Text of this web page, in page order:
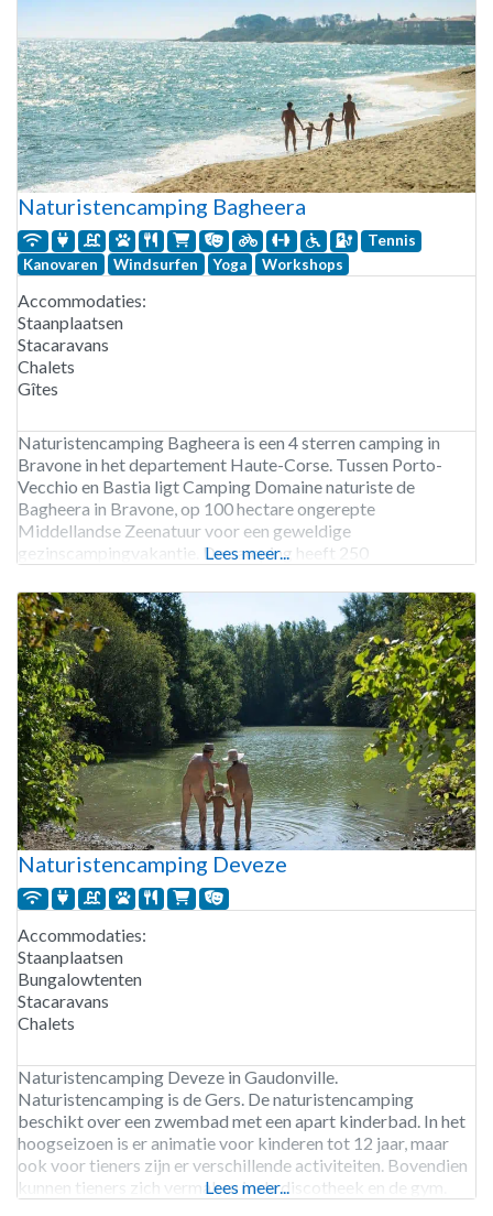
Naturistencamping Bagheera
Tennis
Kanovaren
Windsurfen Yoga Workshops
Accommodaties:
Staanplaatsen
Stacaravans
Chalets
Gîtes
Naturistencamping Bagheera is een 4 sterren camping in
Bravone in het departement Haute-Corse. Tussen Porto-
Vecchio en Bastia ligt Camping Domaine naturiste de
Bagheera in Bravone, op 100 hectare ongerepte
Middellandse Zeenatuur voor een geweldige
gezinscampingvakantie. De camping heeft 250
schaduw met natuurlijke privacy dankzij bomen. Voor wie
een accommodatie wil huren, zijn
Lees meer...
Naturistencamping Deveze
Accommodaties:
Staanplaatsen
Bungalowtenten
Stacaravans
Chalets
Naturistencamping Deveze in Gaudonville.
Naturistencamping is de Gers. De naturistencamping
beschikt over een zwembad met een apart kinderbad. In het
hoogseizoen is er animatie voor kinderen tot 12 jaar, maar
ook voor tieners zijn er verschillende activiteiten. Bovendien
kunnen tieners zich vermaken in de discotheek en de gym.
Lees meer...